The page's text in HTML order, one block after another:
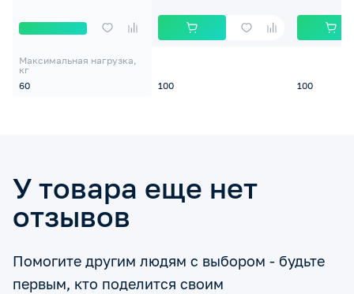
Максимальная нагрузка,
кг
60
100 100
У товара еще нет
отзывов
Помогите другим людям с выбором - будьте
первым, кто поделится своим